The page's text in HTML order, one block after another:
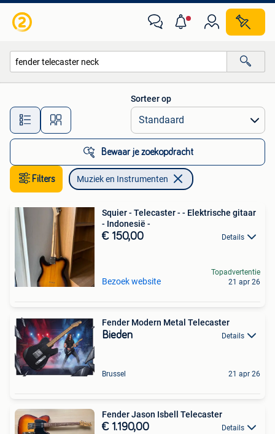
Alle afstanden…
Sorteer op
Bewaar je zoekopdracht
Filters Muziek en Instrumenten
Squier - Telecaster - - Elektrische gitaar
- Indonesië -
€ 150,00 Details
Bezoek website
Topadvertentie
21 apr 26
Fender Modern Metal Telecaster
Bieden Details
Brussel 21 apr 26
Fender Jason Isbell Telecaster
€ 1.190,00 Details